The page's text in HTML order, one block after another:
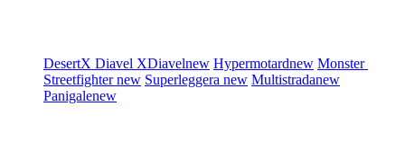
DesertX Diavel XDiavelnew Hypermotardnew Monster
Streetfighternew Superleggera new Multistradanew
Panigalenew